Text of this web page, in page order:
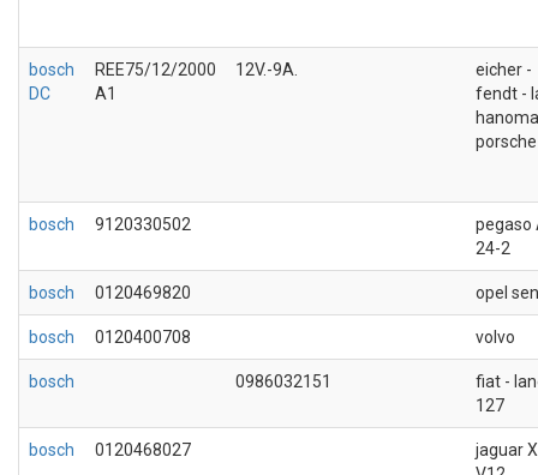
bosch
DC
REE75/12/2000
A1
12V.-9A.
eicher -
fendt -
porsche
bosch 9120330502
pegaso
24-2
bosch 0120469820 opel
bosch 0120400708 volvo
bosch 0986032151
fiat -
127
bosch 0120468027
jaguar